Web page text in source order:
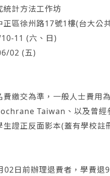
統計方法工作坊
正區徐州路17號1樓(台大公
11 (六、日)
02 (五)
費繳交為準，一般人士費用
Taiwan、以及曾經
證正反面影本(蓋有學校註
日前辦理退費者，學費退